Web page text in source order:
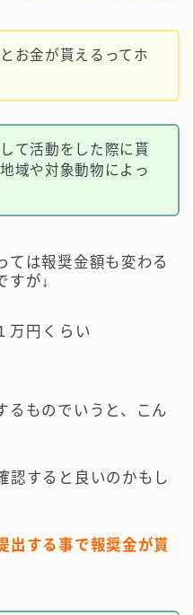
お金が貰えるってホ
て活動をした際に貰
域や対象動物によっ
ては報奨金額も変わる
すが↓
円くらい
るものでいうと、こん
認すると良いのかもし
出する事で報奨金が貰